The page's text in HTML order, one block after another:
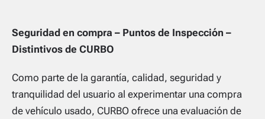
Seguridad en compra – Puntos de Inspección –
Distintivos de CURBO
Como parte de la garantía, calidad, seguridad y
tranquilidad del usuario al experimentar una compra
de vehículo usado, CURBO ofrece una evaluación de